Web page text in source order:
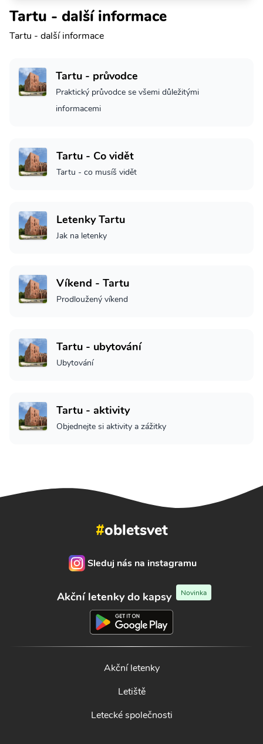
Tartu - další informace
Tartu - další informace
Tartu - průvodce
Praktický průvodce se všemi důležitými
informacemi
Tartu - Co vidět
Tartu - co musíš vidět
Letenky Tartu
Jak na letenky
Víkend - Tartu
Prodloužený víkend
Tartu - ubytování
Ubytování
Tartu - aktivity
Objednejte si aktivity a zážitky
#obletsvet
Sleduj nás na instagramu
Akční letenky do kapsy Novinka
Akční letenky
Letiště
Letecké společnosti